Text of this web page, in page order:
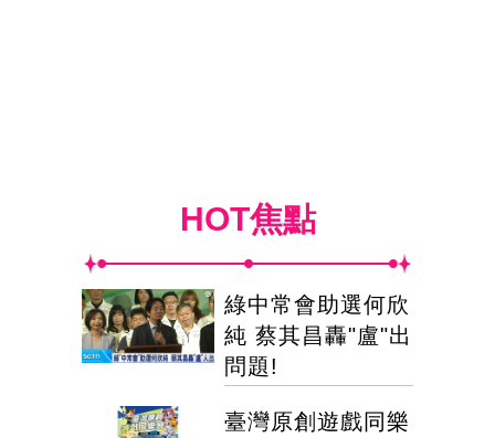
HOT焦點
綠中常會助選何欣
純 蔡其昌轟"盧"出
問題!
臺灣原創遊戲同樂